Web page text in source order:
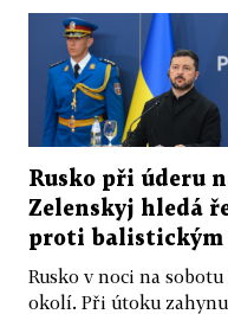
Rusko při úderu
Zelenskyj hledá
proti balistickým
Rusko v noci na
okolí. Při útoku